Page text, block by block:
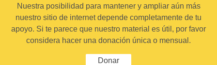
Nuestra posibilidad para mantener y ampliar aún más
nuestro sitio de internet depende completamente de tu
apoyo. Si te parece que nuestro material es útil, por favor
considera hacer una donación única o mensual.
Donar